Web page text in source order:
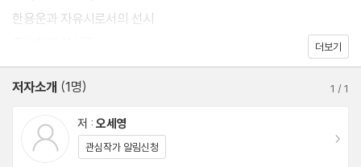
한용운과 자유시로서의 선시
더보기
저자소개 (1명) 1 /1
저 : 오세영
관심작가 알림신청